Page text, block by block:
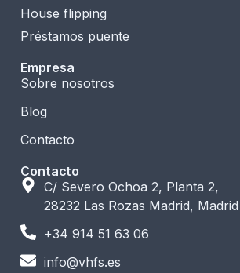
House flipping
Préstamos puente
Empresa
Sobre nosotros
Blog
Contacto
Contacto
C/ Severo Ochoa 2, Planta 2,
28232 Las Rozas Madrid, Madrid
+34 914 51 63 06
info@vhfs.es